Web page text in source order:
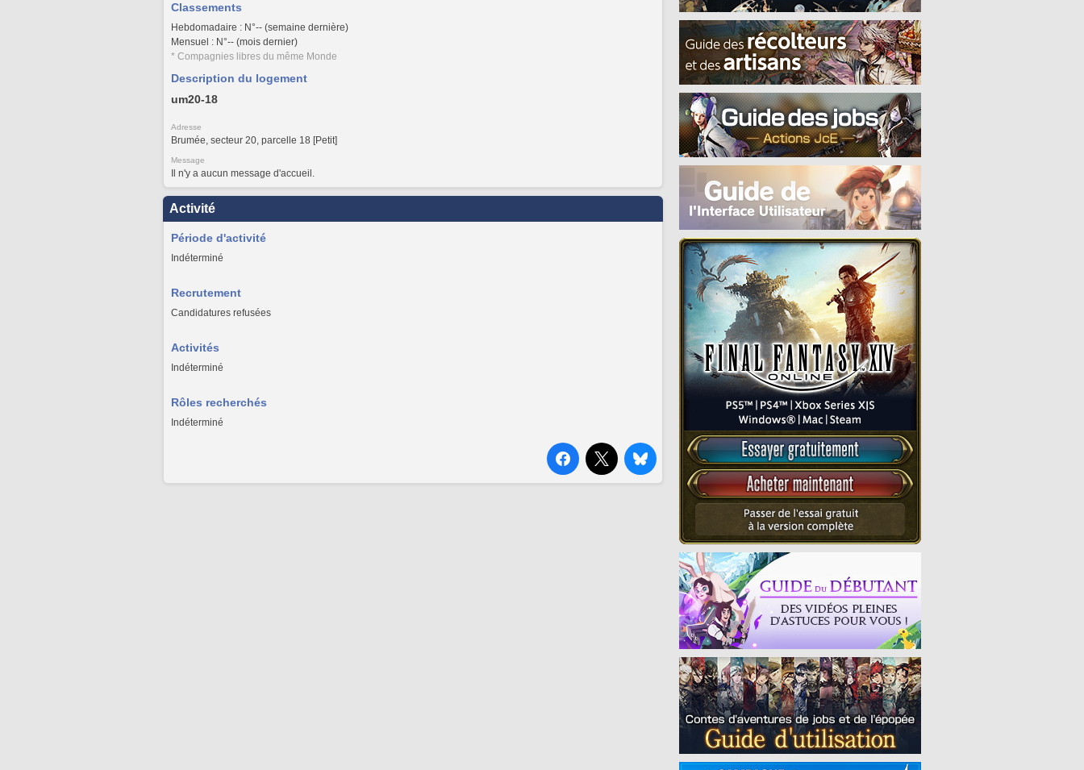
Classements
Hebdomadaire : N°-- (semaine dernière)
Mensuel : N°-- (mois dernier)
* Compagnies libres du même Monde
Description du logement
um20-18
Adresse
Brumée, secteur 20, parcelle 18 [Petit]
Message
Il n'y a aucun message d'accueil.
Activité
Période d'activité
Indéterminé
Recrutement
Candidatures refusées
Activités
Indéterminé
Rôles recherchés
Indéterminé